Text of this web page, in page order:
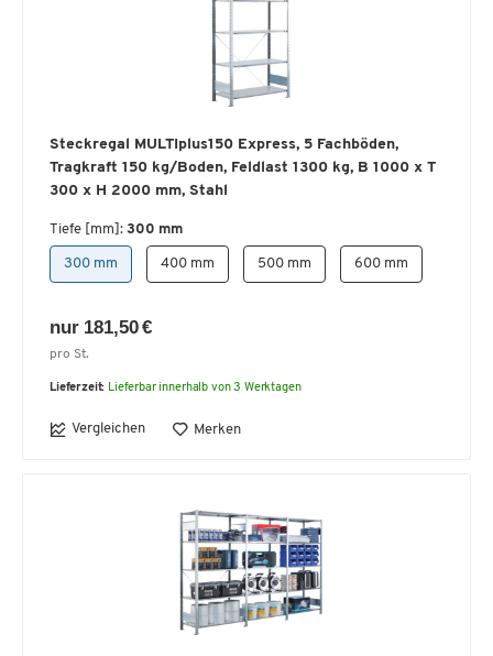
Steckregal MULTIplus150 Express, 5 Fachböden,
Tragkraft 150 kg/Boden, Feldlast 1300 kg, B 1000 x T
300 x H 2000 mm, Stahl
Tiefe [mm]: 300 mm
300 mm 400 mm 500 mm 600 mm
nur 181,50 €
pro St.
Lieferzeit: Lieferbar innerhalb von 3 Werktagen
Vergleichen Merken